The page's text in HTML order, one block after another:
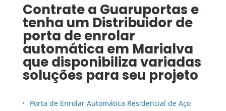
Contrate a Guaruportas e
tenha um Distribuidor de
porta de enrolar
automática em Marialva
que disponibiliza variadas
soluções para seu projeto
Porta de Enrolar Automática Residencial de Aço